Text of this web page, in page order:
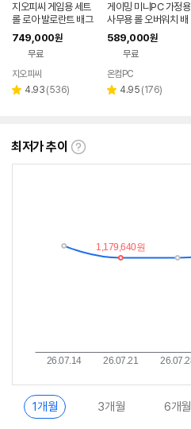
지오피씨 게임용 세트
롤 로아 발로란트 배그
디아 와우 조립컴 컴퓨
터 풀세트 01
749,000원
무료
지오피씨
별 4.93 리
(536)
게이밍 미니PC 가정용
사무용 롤 오버워치 배
그 게임도 되는 초소형
조립 컴퓨터 기본형A
589,000원
무료
온컴PC
별 4.95 리
(176)
최저가 추이
최
1개월 3개월 6개월